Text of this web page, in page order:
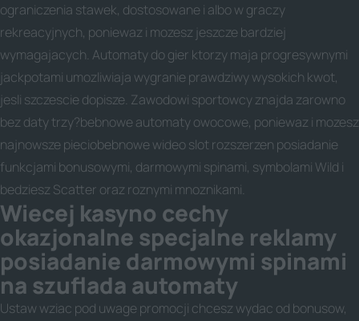
ograniczenia stawek, dostosowane i albo w graczy
rekreacyjnych, poniewaz i mozesz jeszcze bardziej
wymagajacych. Automaty do gier ktorzy maja progresywnymi
jackpotami umozliwiaja wygranie prawdziwy wysokich kwot,
jesli szczescie dopisze. Zawodowi sportowcy znajda zarowno
bez daty trzy?bebnowe automaty owocowe, poniewaz i mozesz
najnowsze pieciobebnowe wideo slot rozszerzen posiadanie
funkcjami bonusowymi, darmowymi spinami, symbolami Wild i
bedziesz Scatter oraz roznymi mnoznikami.
Wiecej kasyno cechy
okazjonalne specjalne reklamy
posiadanie darmowymi spinami
na szuflada automaty
Ustaw wziac pod uwage promocji chcesz wydac od bonusow,